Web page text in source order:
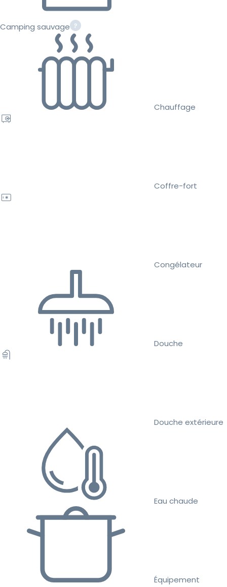
Camping sauvage
Chauffage
Coffre-fort
Congélateur
Douche
Douche extérieure
Eau chaude
Équipement